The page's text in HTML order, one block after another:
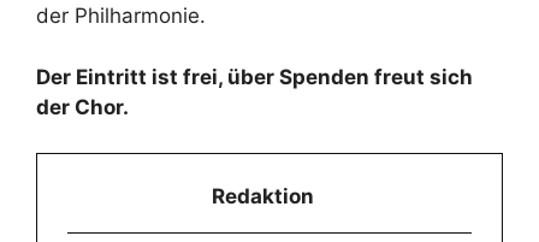
der Philharmonie.
Der Eintritt ist frei, über Spenden freut sich
der Chor.
Redaktion